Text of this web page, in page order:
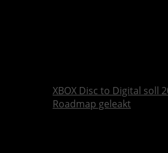
XBOX Disc to Digital soll
Roadmap geleakt